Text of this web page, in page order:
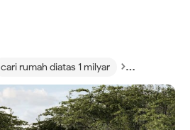
cari rumah diatas 1 milyar › rumah dijual